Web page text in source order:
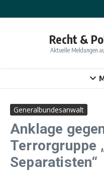
Recht &
Aktuelle Meldungen
Generalbundesanwalt
Anklage
Terrorgruppe
Separatisten“